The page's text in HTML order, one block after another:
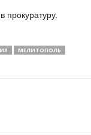
МЕЛИТОПОЛЬ